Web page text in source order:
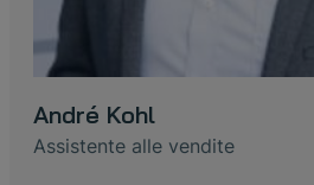
André Kohl
Assistente alle vendite